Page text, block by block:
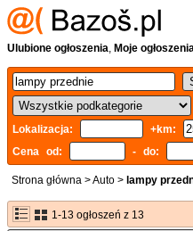
Ulubione ogłoszenia, Moje
Lokalizacja:
+km:
Cena od:
- do:
Strona główna >Auto > lampy
1-13 ogłoszeń z 13